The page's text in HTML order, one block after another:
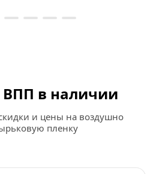
ВПП в наличии
и цены на воздушно
пленку